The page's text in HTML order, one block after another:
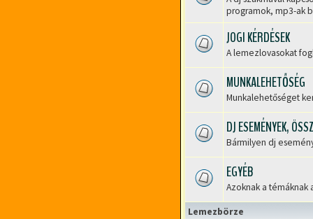
Nincs
olvasatlan
hozzászólás
programok, mp3-ak
Nincs
olvasatlan
hozzászólás
JOGI KÉRDÉSEK
A lemezlovasokat
Nincs
olvasatlan
hozzászólás
MUNKALEHETŐSÉG
Munkalehetőséget
Nincs
olvasatlan
hozzászólás
DJ ESEMÉNYEK,
Bármilyen dj
Nincs
olvasatlan
hozzászólás
EGYÉB
Azoknak a
Lemezbörze